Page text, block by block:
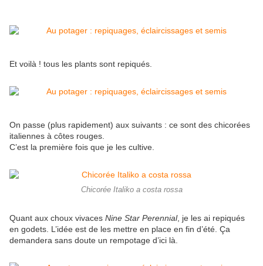
Et voilà ! tous les plants sont repiqués.
On passe (plus rapidement) aux suivants : ce sont des chicorées
italiennes à côtes rouges.
C’est la première fois que je les cultive.
Chicorée Italiko a costa rossa
Quant aux choux vivaces Nine Star Perennial, je les ai repiqués
en godets. L’idée est de les mettre en place en fin d’été. Ça
demandera sans doute un rempotage d’ici là.